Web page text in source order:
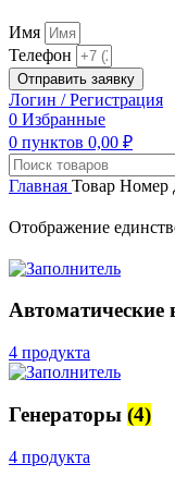
Имя
Телефон
Отправить заявку
Логин / Регистрация
0 Избранные
0 пунктов 0,00 ₽
Главная Товар Номер
Отображение
4 продукта
Генераторы (4)
4 продукта